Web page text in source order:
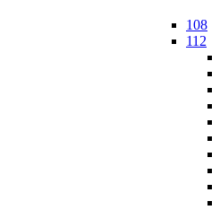
108
112